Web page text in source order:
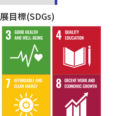
目標(SDGs)